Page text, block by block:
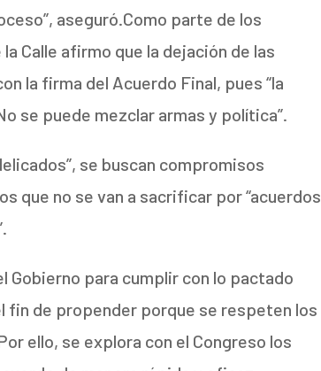
aseguró.Como parte de los
Calle afirmo que la dejación de las
la firma del Acuerdo Final, pues “la
se puede mezclar armas y política”.
se buscan compromisos
que no se van a sacrificar por “acuerdos
Gobierno para cumplir con lo pactado
fin de propender porque se respeten los
ello, se explora con el Congreso los